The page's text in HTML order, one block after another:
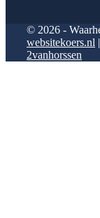
© 2026 -
websitekoers.nl
2vanhorssen